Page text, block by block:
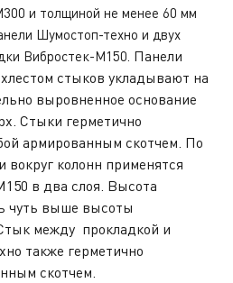
и толщиной не менее 60 мм
Шумостоп-техно и двух
Вибростек-М150. Панели
стыков укладывают на
выровненное основание
Стыки герметично
армированным скотчем. По
колонн применятся
в два слоя. Высота
чуть выше высоты
между прокладкой и
также герметично
скотчем.